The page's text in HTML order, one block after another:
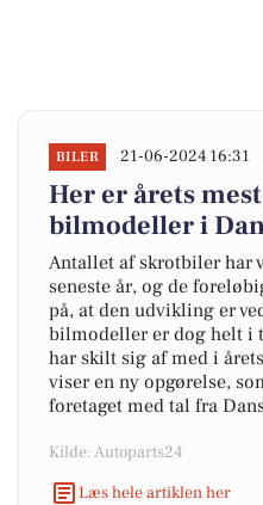
BILER 21-06-2024 16:31
Her er årets
bilmodeller i
Antallet af skrotbiler har
seneste år, og de
på, at den udvikling er
bilmodeller er dog helt i
har skilt sig af med i
viser en ny opgørelse,
foretaget med tal fra
Kilde: Autoparts24
Læs hele artiklen her